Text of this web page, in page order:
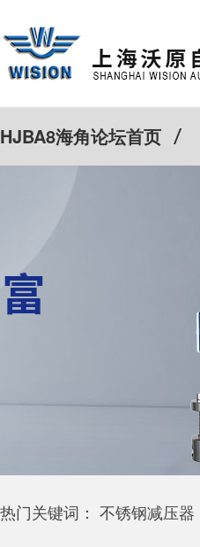
HJBA8海角论坛首页
热门关键词： 不锈钢减压器